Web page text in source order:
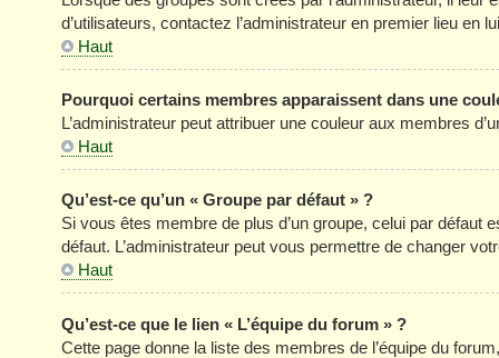
d’utilisateurs, contactez l’administrateur en premier lieu en
Haut
Pourquoi certains membres apparaissent dans une
L’administrateur peut attribuer une couleur aux membres
Haut
Qu’est-ce qu’un « Groupe par défaut » ?
Si vous êtes membre de plus d’un groupe, celui par défaut
défaut. L’administrateur peut vous permettre de changer
Haut
Qu’est-ce que le lien « L’équipe du forum » ?
Cette page donne la liste des membres de l’équipe du